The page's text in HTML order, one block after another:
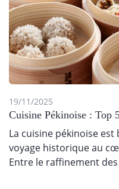
19/11/2025
Cuisine Pékinoise : Top
La cuisine pékinoise est
voyage historique au
Entre le raffinement